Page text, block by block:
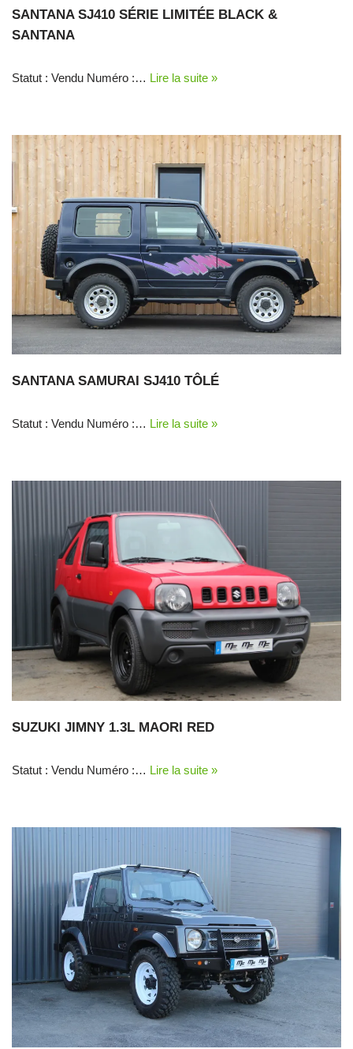
SANTANA SJ410 SÉRIE LIMITÉE BLACK &
SANTANA
Statut : Vendu Numéro :… Lire la suite »
SANTANA SAMURAI SJ410 TÔLÉ
Statut : Vendu Numéro :… Lire la suite »
SUZUKI JIMNY 1.3L MAORI RED
Statut : Vendu Numéro :… Lire la suite »